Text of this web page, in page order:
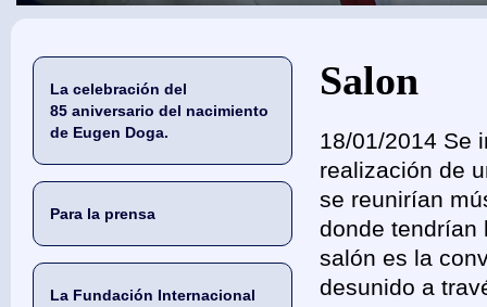
La celebración del
85 aniversario del nacimiento
de Eugen Doga.
Para la prensa
La Fundación Internacional
Usted está aquí
Salon
18/01/2014 Se
realización de
se reunirían
donde tendrían
salón es la
desunido a